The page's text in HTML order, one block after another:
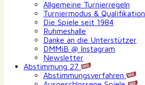
Allgemeine Turnierregeln
Turniermodus & Qualifikation
Die Spiele seit 1984
Ruhmeshalle
Danke an die Unterstützer
DMMiB @ Instagram
Newsletter
Abstimmung 27
Abstimmungsverfahren